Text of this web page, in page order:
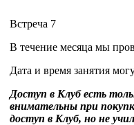
Встреча 7
В течение месяца мы
Дата и время занятия
Доступ в Клуб есть
внимательны при
доступ в Клуб, но не